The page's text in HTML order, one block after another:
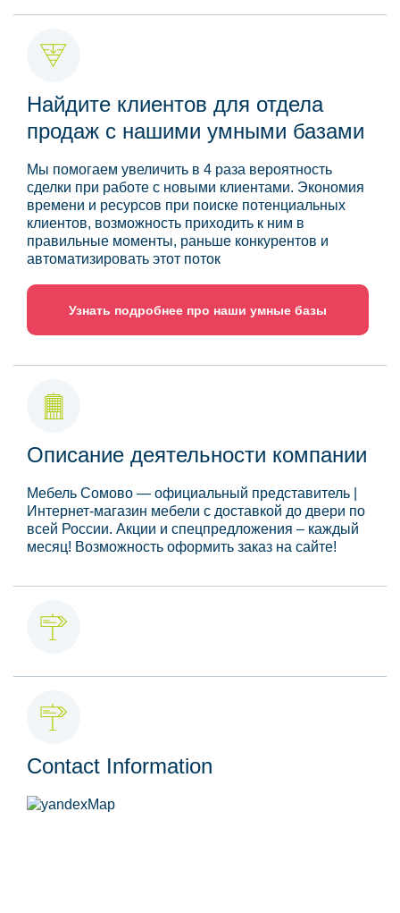
Найдите клиентов для отдела
продаж с нашими умными базами
Мы помогаем увеличить в 4 раза вероятность
сделки при работе с новыми клиентами. Экономия
времени и ресурсов при поиске потенциальных
клиентов, возможность приходить к ним в
правильные моменты, раньше конкурентов и
автоматизировать этот поток
Узнать подробнее про наши умные базы
Описание деятельности компании
Мебель Сомово — официальный представитель |
Интернет-магазин мебели с доставкой до двери по
всей России. Акции и спецпредложения – каждый
месяц! Возможность оформить заказ на сайте!
Contact Information